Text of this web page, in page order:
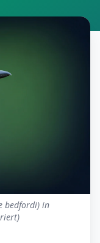
bedfordi) in